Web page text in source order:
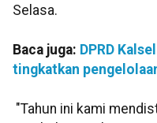
Selasa.
Baca juga: DPRD
tingkatkan
"Tahun ini kami